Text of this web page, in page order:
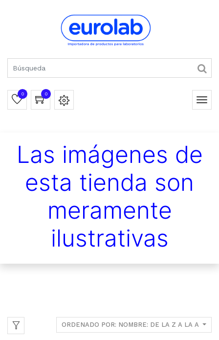
0 0
Las imágenes de
esta tienda son
meramente
ilustrativas
ORDENADO POR: NOMBRE: DE LA Z A LA A